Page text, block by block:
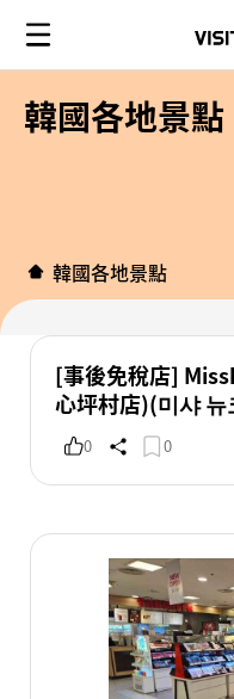
韓國各地景點
韓國各地景點
[事後免稅店]
心坪村店)(미샤
0 0